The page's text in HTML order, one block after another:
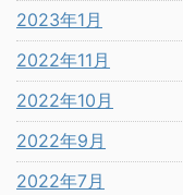
2023年1月
2022年11月
2022年10月
2022年9月
2022年7月